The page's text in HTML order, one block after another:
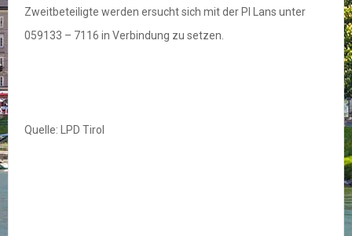
Zweitbeteiligte werden ersucht sich mit der PI Lans unter
059133 – 7116 in Verbindung zu setzen.
Quelle: LPD Tirol